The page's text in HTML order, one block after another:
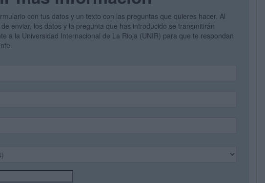
con tus datos y un texto con las preguntas que quieres hacer. Al
enviar, los datos y la pregunta que has introducido se transmitirán
a la Universidad Internacional de La Rioja (UNIR) para que te respondan